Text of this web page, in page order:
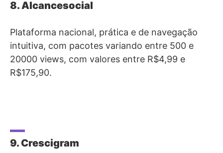
8. Alcancesocial
Plataforma nacional, prática e de navegação
intuitiva, com pacotes variando entre 500 e
20000 views, com valores entre R$4,99 e
R$175,90.
9. Crescigram